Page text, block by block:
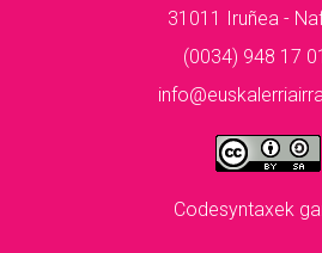
31011 Iruñea -
(0034) 948 17
Codesyntaxek